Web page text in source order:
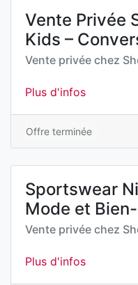
Vente Privée
Kids –
Vente privée chez
Plus d'infos
Offre terminée
Sportswear
Mode et
Vente privée chez
Plus d'infos